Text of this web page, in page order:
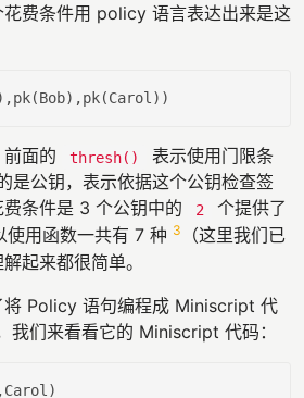
费条件用 policy 语言表达出来是这
面的 thresh()
表示使用门限条
是公钥，表示依据这个公钥检查签
条件是 3 个公钥中的
2
个提供了
用函数一共有 7 种 3
（这里我们已
起来都很简单。
将 Policy 语句编程成 Miniscript 代
们来看看它的 Miniscript 代码：